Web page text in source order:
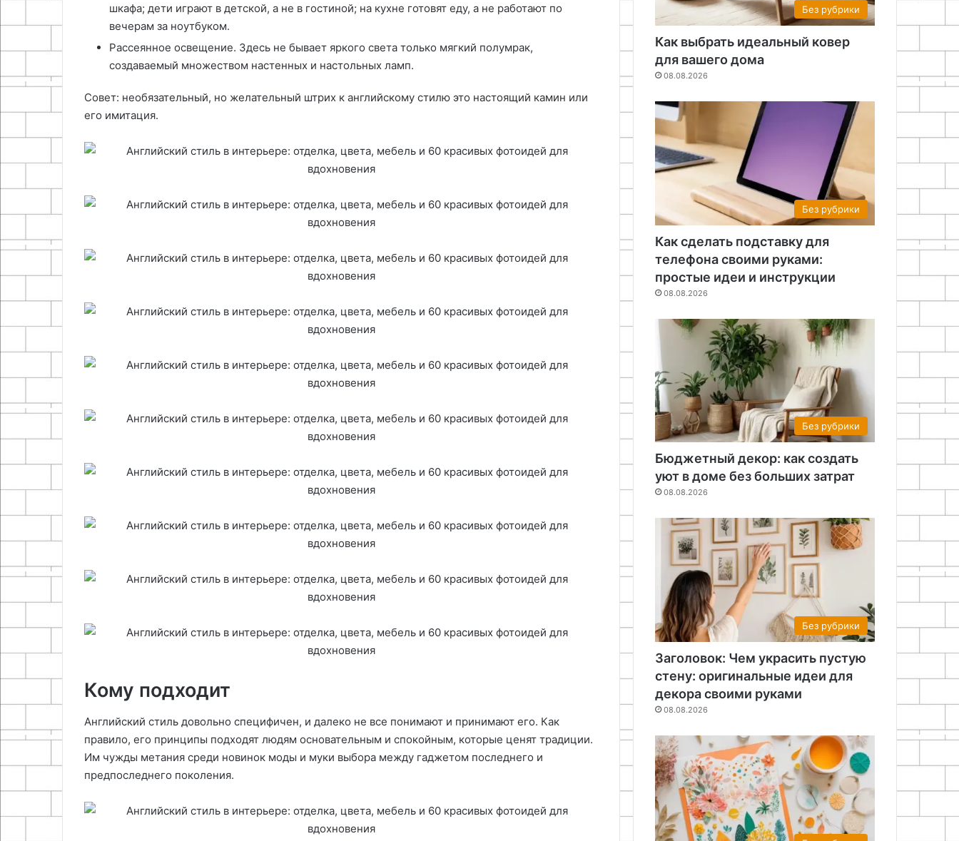
шкафа; дети играют в детской, а не в гостиной; на кухне готовят еду, а не работают по
вечерам за ноутбуком.
Рассеянное освещение. Здесь не бывает яркого света только мягкий полумрак,
создаваемый множеством настенных и настольных ламп.
Совет: необязательный, но желательный штрих к английскому стилю это настоящий камин или
его имитация.
Кому подходит
Английский стиль довольно специфичен, и далеко не все понимают и принимают его. Как
правило, его принципы подходят людям основательным и спокойным, которые ценят традиции.
Им чужды метания среди новинок моды и муки выбора между гаджетом последнего и
предпоследнего поколения.
Без рубрики
Как выбрать идеальный ковер
для вашего дома
08.08.2026
Без рубрики
Как сделать подставку для
телефона своими руками:
простые идеи и инструкции
08.08.2026
Без рубрики
Бюджетный декор: как создать
уют в доме без больших затрат
08.08.2026
Без рубрики
Заголовок: Чем украсить пустую
стену: оригинальные идеи для
декора своими руками
08.08.2026